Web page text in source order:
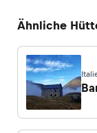
Ähnliche